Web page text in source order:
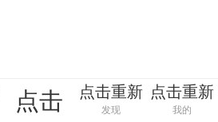
点击
点击重新
加载
发现
点击重新
加载
我的